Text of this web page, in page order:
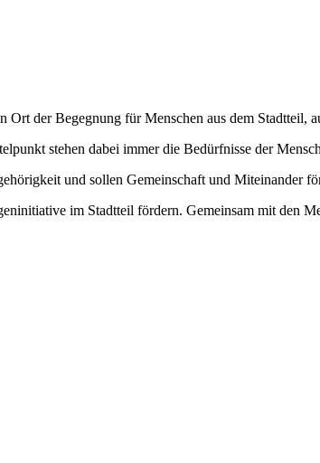
der Begegnung für Menschen aus dem Stadtteil,
stehen dabei immer die Bedürfnisse der
und sollen Gemeinschaft und Miteinander
im Stadtteil fördern. Gemeinsam mit den